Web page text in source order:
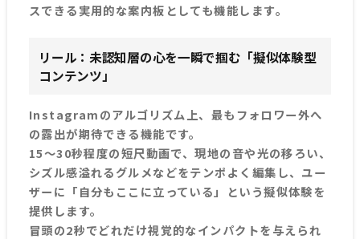
スできる実用的な案内板としても機能します。
リール：未認知層の心を一瞬で掴む「擬似体験型
コンテンツ」
Instagramのアルゴリズム上、最もフォロワー外へ
の露出が期待できる機能です。
15〜30秒程度の短尺動画で、現地の音や光の移ろい、
シズル感溢れるグルメなどをテンポよく編集し、ユー
ザーに「自分もここに立っている」という擬似体験を
提供します。
冒頭の2秒でどれだけ視覚的なインパクトを与えられ